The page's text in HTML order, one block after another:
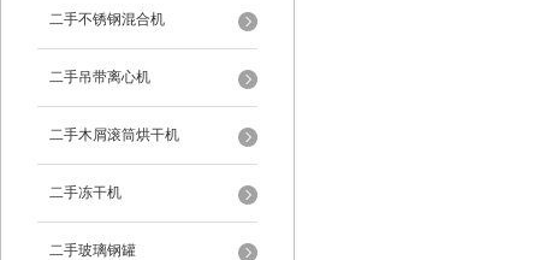
二手不锈钢混合机
二手吊带离心机
二手木屑滚筒烘干机
二手冻干机
二手玻璃钢罐